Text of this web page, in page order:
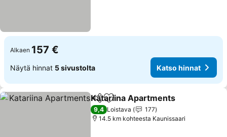
Alkaen 157 €
Näytä hinnat 5 sivustolta Katso hinnat
Jaa Lisää suosikkeihin
Katariina Apartments
9,4 Loistava
177
14.5 km kohteesta Kaunissaari